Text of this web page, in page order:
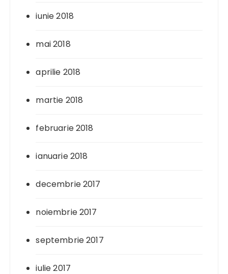
iunie 2018
mai 2018
aprilie 2018
martie 2018
februarie 2018
ianuarie 2018
decembrie 2017
noiembrie 2017
septembrie 2017
iulie 2017